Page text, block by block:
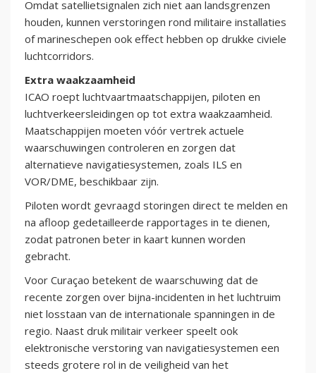
Omdat satellietsignalen zich niet aan landsgrenzen
houden, kunnen verstoringen rond militaire installaties
of marineschepen ook effect hebben op drukke civiele
luchtcorridors.
Extra waakzaamheid
ICAO roept luchtvaartmaatschappijen, piloten en
luchtverkeersleidingen op tot extra waakzaamheid.
Maatschappijen moeten vóór vertrek actuele
waarschuwingen controleren en zorgen dat
alternatieve navigatiesystemen, zoals ILS en
VOR/DME, beschikbaar zijn.
Piloten wordt gevraagd storingen direct te melden en
na afloop gedetailleerde rapportages in te dienen,
zodat patronen beter in kaart kunnen worden
gebracht.
Voor Curaçao betekent de waarschuwing dat de
recente zorgen over bijna-incidenten in het luchtruim
niet losstaan van de internationale spanningen in de
regio. Naast druk militair verkeer speelt ook
elektronische verstoring van navigatiesystemen een
steeds grotere rol in de veiligheid van het